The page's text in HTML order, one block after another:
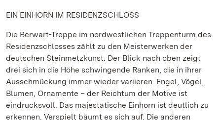
EIN EINHORN IM RESIDENZSCHLOSS
Die Berwart-Treppe im nordwestlichen Treppenturm des
Residenzschlosses zählt zu den Meisterwerken der
deutschen Steinmetzkunst. Der Blick nach oben zeigt
drei sich in die Höhe schwingende Ranken, die in ihrer
Ausschmückung immer wieder variieren: Engel, Vögel,
Blumen, Ornamente – der Reichtum der Motive ist
eindrucksvoll. Das majestätische Einhorn ist deutlich zu
erkennen. Verspielt bäumt es sich auf. Die anderen